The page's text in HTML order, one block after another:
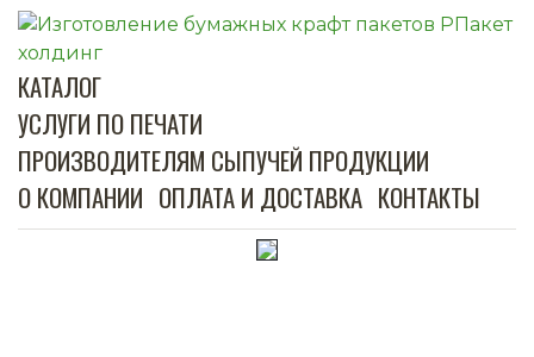
КАТАЛОГ
УСЛУГИ ПО ПЕЧАТИ
ПРОИЗВОДИТЕЛЯМ СЫПУЧЕЙ ПРОДУКЦИИ
О КОМПАНИИ ОПЛАТА И ДОСТАВКА КОНТАКТЫ